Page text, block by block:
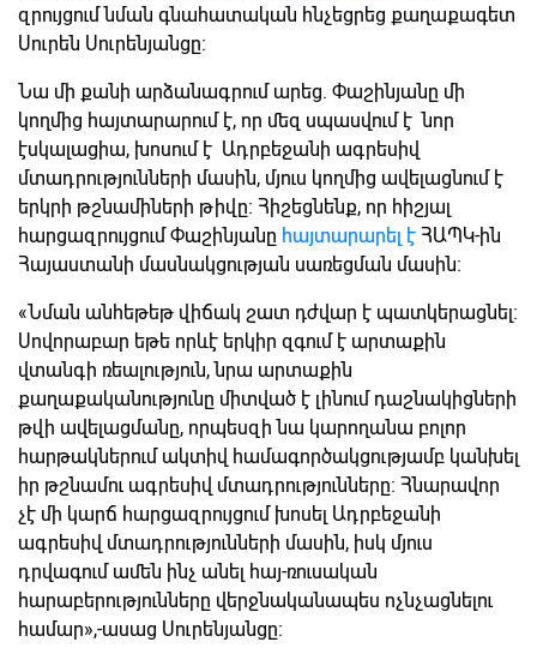
զրույցում նման գնահատական հնչեցրեց քաղաքագետ
Սուրեն Սուրենյանցը։
Նա մի քանի արձանագրում արեց. Փաշինյանը մի
կողմից հայտարարում է, որ մեզ սպասվում է նոր
էսկալացիա, խոսում է Ադրբեջանի ագրեսիվ
մտադրությունների մասին, մյուս կողմից ավելացնում է
երկրի թշնամիների թիվը։ Հիշեցնենք, որ հիշյալ
հարցազրույցում Փաշինյանը հայտարարել է ՀԱՊԿ-ին
Հայաստանի մասնակցության սառեցման մասին։
«Նման անհեթեթ վիճակ շատ դժվար է պատկերացնել։
Սովորաբար եթե որևէ երկիր զգում է արտաքին
վտանգի ռեալություն, նրա արտաքին
քաղաքականությունը միտված է լինում դաշնակիցների
թվի ավելացմանը, որպեսզի նա կարողանա բոլոր
հարթակներում ակտիվ համագործակցությամբ կանխել
իր թշնամու ագրեսիվ մտադրությունները։ Հնարավոր
չէ մի կարճ հարցազրույցում խոսել Ադրբեջանի
ագրեսիվ մտադրությունների մասին, իսկ մյուս
դրվագում ամեն ինչ անել հայ-ռուսական
հարաբերությունները վերջնականապես ոչնչացնելու
համար»,-ասաց Սուրենյանցը։